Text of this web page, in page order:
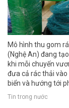
Mô hình thu gom
(Nghệ An) đang
khi mỗi chuyến
đưa cả rác thải
biển và hướng tới
Tin trong nước